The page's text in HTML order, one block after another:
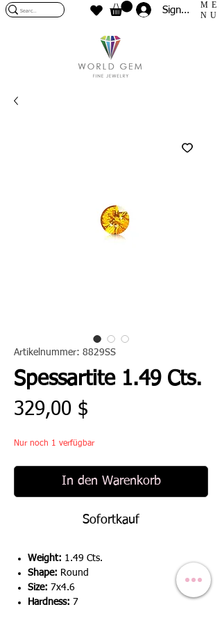
Sign In
ME
NU
Artikelnummer: 8829SS
Spessartite 1.49 Cts.
329,00 $
Nur noch 1 verfügbar
In den Warenkorb
Sofortkauf
Weight: 1.49 Cts.
Shape: Round
Size: 7x4.6
Hardness: 7